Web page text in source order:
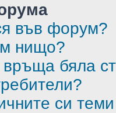
във форум?
нищо?
бяла
си